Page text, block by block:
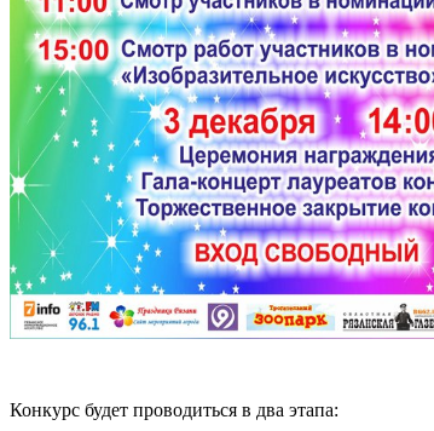
Конкурс будет проводиться в два этапа: